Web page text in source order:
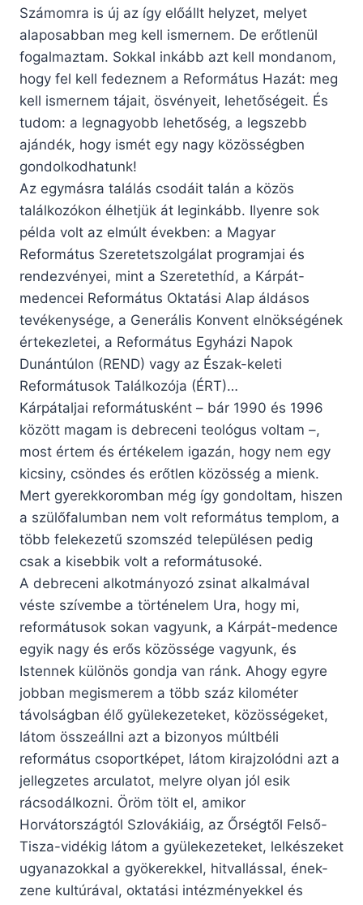
Számomra is új az így előállt helyzet, melyet
alaposabban meg kell ismernem. De erőtlenül
fogalmaztam. Sokkal inkább azt kell mondanom,
hogy fel kell fedeznem a Református Hazát: meg
kell ismernem tájait, ösvényeit, lehetőségeit. És
tudom: a legnagyobb lehetőség, a legszebb
ajándék, hogy ismét egy nagy közösségben
gondolkodhatunk!
Az egymásra találás csodáit talán a közös
találkozókon élhetjük át leginkább. Ilyenre sok
példa volt az elmúlt években: a Magyar
Református Szeretetszolgálat programjai és
rendezvényei, mint a Szeretethíd, a Kárpát-
medencei Református Oktatási Alap áldásos
tevékenysége, a Generális Konvent elnökségének
értekezletei, a Református Egyházi Napok
Dunántúlon (REND) vagy az Észak-keleti
Reformátusok Találkozója (ÉRT)…
Kárpátaljai reformátusként – bár 1990 és 1996
között magam is debreceni teológus voltam –,
most értem és értékelem igazán, hogy nem egy
kicsiny, csöndes és erőtlen közösség a mienk.
Mert gyerekkoromban még így gondoltam, hiszen
a szülőfalumban nem volt református templom, a
több felekezetű szomszéd településen pedig
csak a kisebbik volt a reformátusoké.
A debreceni alkotmányozó zsinat alkalmával
véste szívembe a történelem Ura, hogy mi,
reformátusok sokan vagyunk, a Kárpát-medence
egyik nagy és erős közössége vagyunk, és
Istennek különös gondja van ránk. Ahogy egyre
jobban megismerem a több száz kilométer
távolságban élő gyülekezeteket, közösségeket,
látom összeállni azt a bizonyos múltbéli
református csoportképet, látom kirajzolódni azt a
jellegzetes arculatot, melyre olyan jól esik
rácsodálkozni. Öröm tölt el, amikor
Horvátországtól Szlovákiáig, az Őrségtől Felső-
Tisza-vidékig látom a gyülekezeteket, lelkészeket
ugyanazokkal a gyökerekkel, hitvallással, ének-
zene kultúrával, oktatási intézményekkel és